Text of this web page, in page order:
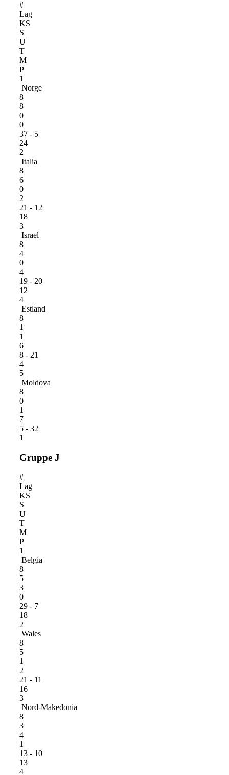
#
Lag
KS
S
U
T
M
P
1
Norge
8
8
0
0
37 - 5
24
2
Italia
8
6
0
2
21 - 12
18
3
Israel
8
4
0
4
19 - 20
12
4
Estland
8
1
1
6
8 - 21
4
5
Moldova
8
0
1
7
5 - 32
1
Gruppe J
#
Lag
KS
S
U
T
M
P
1
Belgia
8
5
3
0
29 - 7
18
2
Wales
8
5
1
2
21 - 11
16
3
Nord-Makedonia
8
3
4
1
13 - 10
13
4